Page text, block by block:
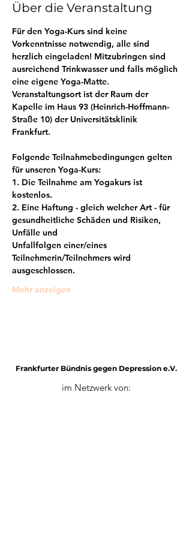
Über die Veranstaltung
Für den Yoga-Kurs sind keine
Vorkenntnisse notwendig, alle sind
herzlich eingeladen! Mitzubringen sind
ausreichend Trinkwasser und falls möglich
eine eigene Yoga-Matte.
Veranstaltungsort ist der Raum der
Kapelle im Haus 93 (Heinrich-Hoffmann-
Straße 10) der Universitätsklinik
Frankfurt.
Folgende Teilnahmebedingungen gelten
für unseren Yoga-Kurs:
1. Die Teilnahme am Yogakurs ist
kostenlos.
2. Eine Haftung - gleich welcher Art - für
gesundheitliche Schäden und Risiken,
Unfälle und
Unfallfolgen einer/eines
Teilnehmerin/Teilnehmers wird
ausgeschlossen.
Mehr anzeigen
Frankfurter Bündnis gegen Depression e.V.
im Netzwerk von: